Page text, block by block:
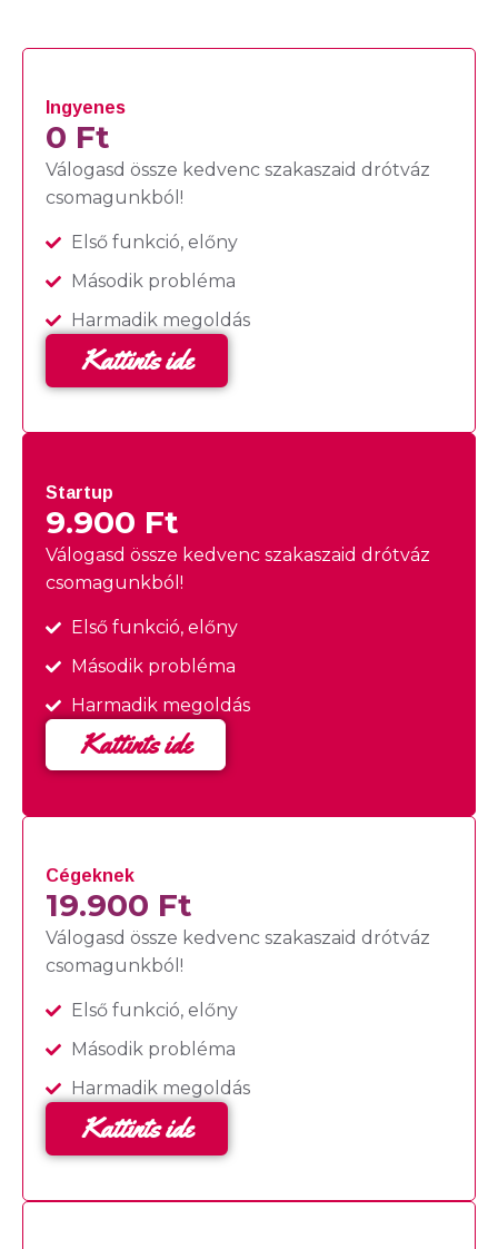
Ingyenes
0 Ft
Válogasd össze kedvenc szakaszaid drótváz
csomagunkból!
Első funkció, előny
Második probléma
Harmadik megoldás
Kattints ide
Startup
9.900 Ft
Válogasd össze kedvenc szakaszaid drótváz
csomagunkból!
Első funkció, előny
Második probléma
Harmadik megoldás
Kattints ide
Cégeknek
19.900 Ft
Válogasd össze kedvenc szakaszaid drótváz
csomagunkból!
Első funkció, előny
Második probléma
Harmadik megoldás
Kattints ide